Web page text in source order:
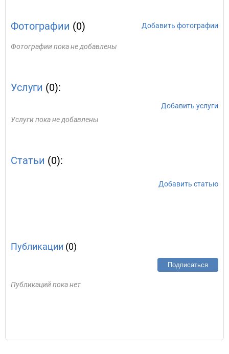
Фотографии (0) Добавить фотографии
Фотографии пока не добавлены
Услуги (0):
Добавить услуги
Услуги пока не добавлены
Статьи (0):
Добавить статью
Публикации (0)
Подписаться
Публикаций пока нет